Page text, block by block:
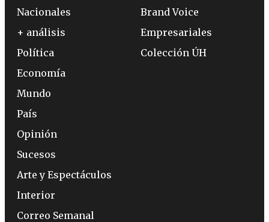
Nacionales
+ análisis
Política
Economía
Mundo
País
Opinión
Sucesos
Arte y Espectáculos
Interior
Correo Semanal
Brand Voice
Empresariales
Colección ÚH